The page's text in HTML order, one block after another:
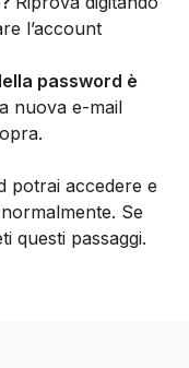
l’account
password è
nuova e-mail
potrai accedere e
Se
questi passaggi.